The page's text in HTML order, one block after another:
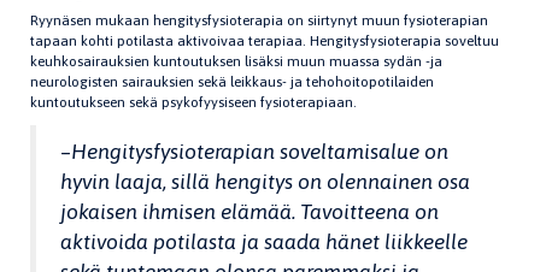
Ryynäsen mukaan hengitysfysioterapia on siirtynyt muun fysioterapian
tapaan kohti potilasta aktivoivaa terapiaa. Hengitysfysioterapia soveltuu
keuhkosairauksien kuntoutuksen lisäksi muun muassa sydän -ja
neurologisten sairauksien sekä leikkaus- ja tehohoitopotilaiden
kuntoutukseen sekä psykofyysiseen fysioterapiaan.
–Hengitysfysioterapian soveltamisalue on
hyvin laaja, sillä hengitys on olennainen osa
jokaisen ihmisen elämää. Tavoitteena on
aktivoida potilasta ja saada hänet liikkeelle